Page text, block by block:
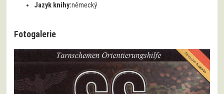
Jazyk knihy:německý
Fotogalerie